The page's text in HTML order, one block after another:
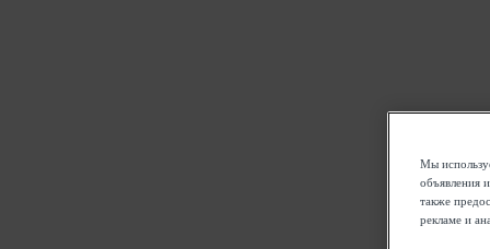
Мы
объявления
также
рекламе и